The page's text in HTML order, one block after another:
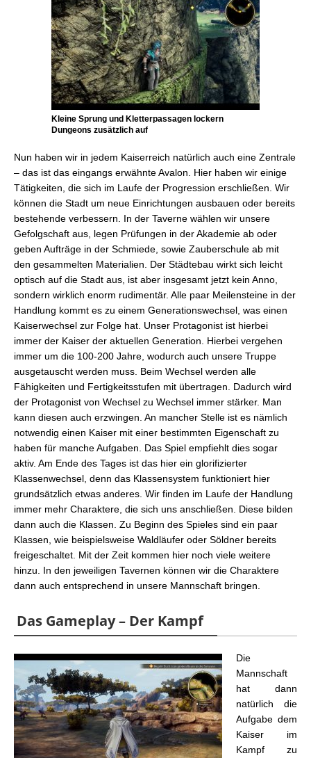
Kleine Sprung und Kletterpassagen lockern
Dungeons zusätzlich auf
Nun haben wir in jedem Kaiserreich natürlich auch eine Zentrale
– das ist das eingangs erwähnte Avalon. Hier haben wir einige
Tätigkeiten, die sich im Laufe der Progression erschließen. Wir
können die Stadt um neue Einrichtungen ausbauen oder bereits
bestehende verbessern. In der Taverne wählen wir unsere
Gefolgschaft aus, legen Prüfungen in der Akademie ab oder
geben Aufträge in der Schmiede, sowie Zauberschule ab mit
den gesammelten Materialien. Der Städtebau wirkt sich leicht
optisch auf die Stadt aus, ist aber insgesamt jetzt kein Anno,
sondern wirklich enorm rudimentär. Alle paar Meilensteine in der
Handlung kommt es zu einem Generationswechsel, was einen
Kaiserwechsel zur Folge hat. Unser Protagonist ist hierbei
immer der Kaiser der aktuellen Generation. Hierbei vergehen
immer um die 100-200 Jahre, wodurch auch unsere Truppe
ausgetauscht werden muss. Beim Wechsel werden alle
Fähigkeiten und Fertigkeitsstufen mit übertragen. Dadurch wird
der Protagonist von Wechsel zu Wechsel immer stärker. Man
kann diesen auch erzwingen. An mancher Stelle ist es nämlich
notwendig einen Kaiser mit einer bestimmten Eigenschaft zu
haben für manche Aufgaben. Das Spiel empfiehlt dies sogar
aktiv. Am Ende des Tages ist das hier ein glorifizierter
Klassenwechsel, denn das Klassensystem funktioniert hier
grundsätzlich etwas anderes. Wir finden im Laufe der Handlung
immer mehr Charaktere, die sich uns anschließen. Diese bilden
dann auch die Klassen. Zu Beginn des Spieles sind ein paar
Klassen, wie beispielsweise Waldläufer oder Söldner bereits
freigeschaltet. Mit der Zeit kommen hier noch viele weitere
hinzu. In den jeweiligen Tavernen können wir die Charaktere
dann auch entsprechend in unsere Mannschaft bringen.
Das Gameplay – Der Kampf
Die
Mannschaft
hat dann
natürlich die
Aufgabe dem
Kaiser im
Kampf zu